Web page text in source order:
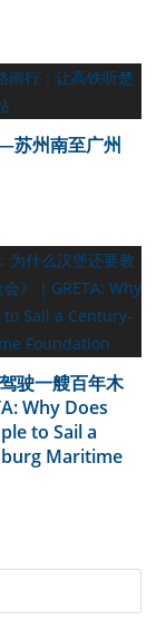
苏州南至广州
驶一艘百年木
Why Does
to Sail a
Maritime